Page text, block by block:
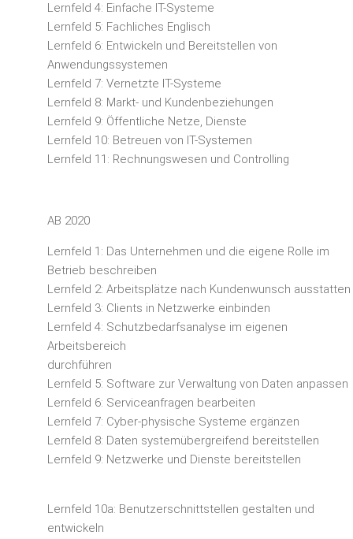
Lernfeld 4: Einfache IT-Systeme
Lernfeld 5: Fachliches Englisch
Lernfeld 6: Entwickeln und Bereitstellen von
Anwendungssystemen
Lernfeld 7: Vernetzte IT-Systeme
Lernfeld 8: Markt- und Kundenbeziehungen
Lernfeld 9: Öffentliche Netze, Dienste
Lernfeld 10: Betreuen von IT-Systemen
Lernfeld 11: Rechnungswesen und Controlling
AB 2020
Lernfeld 1: Das Unternehmen und die eigene Rolle im
Betrieb beschreiben
Lernfeld 2: Arbeitsplätze nach Kundenwunsch ausstatten
Lernfeld 3: Clients in Netzwerke einbinden
Lernfeld 4: Schutzbedarfsanalyse im eigenen
Arbeitsbereich
durchführen
Lernfeld 5: Software zur Verwaltung von Daten anpassen
Lernfeld 6: Serviceanfragen bearbeiten
Lernfeld 7: Cyber-physische Systeme ergänzen
Lernfeld 8: Daten systemübergreifend bereitstellen
Lernfeld 9: Netzwerke und Dienste bereitstellen
Lernfeld 10a: Benutzerschnittstellen gestalten und
entwickeln